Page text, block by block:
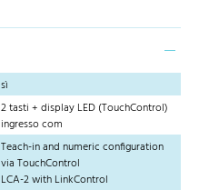
sì
2 tasti + display LED (TouchControl)
ingresso com
Teach-in and numeric configuration
via TouchControl
LCA-2 with LinkControl